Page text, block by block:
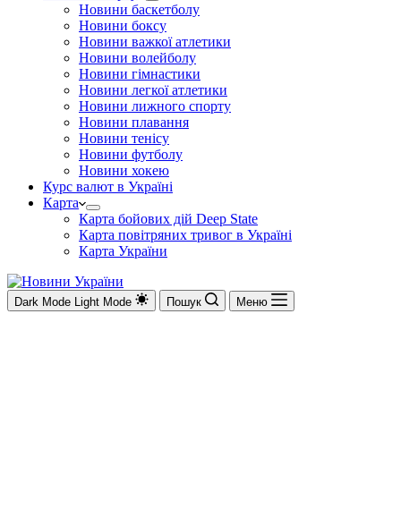
Новини баскетболу
Новини боксу
Новини важкої атлетики
Новини волейболу
Новини гімнастики
Новини легкої атлетики
Новини лижного спорту
Новини плавання
Новини тенісу
Новини футболу
Новини хокею
Курс валют в Україні
Карта
Карта бойових дій Deep State
Карта повітряних тривог в Україні
Карта України
Dark Mode Light Mode Пошук Меню